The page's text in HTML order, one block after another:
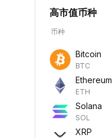
高市值币种
币种
Bitcoin
BTC
Ethereum
ETH
Solana
SOL
XRP